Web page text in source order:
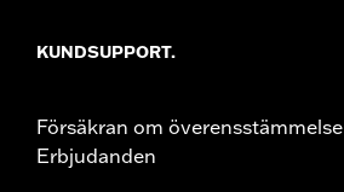
KUNDSUPPORT.
Försäkran om överensstämmelse
Erbjudanden